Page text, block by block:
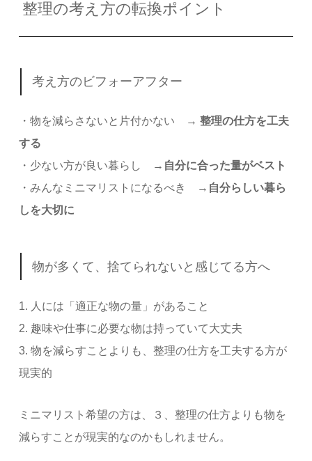
整理の考え方の転換ポイント
考え方のビフォーアフター
・物を減らさないと片付かない →整理の仕方を工夫
する
・少ない方が良い暮らし → 自分に合った量がベスト
・みんなミニマリストになるべき → 自分らしい暮ら
しを大切に
物が多くて、捨てられないと感じてる方へ
1. 人には「適正な物の量」があること
2. 趣味や仕事に必要な物は持っていて大丈夫
3. 物を減らすことよりも、整理の仕方を工夫する方が
現実的
ミニマリスト希望の方は、３、整理の仕方よりも物を
減らすことが現実的なのかもしれません。